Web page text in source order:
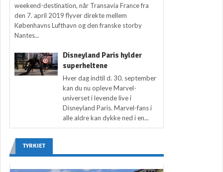
weekend-destination, når Transavia France fra
den 7. april 2019 flyver direkte mellem
Københavns Lufthavn og den franske storby
Nantes...
Disneyland Paris hylder
superheltene
Hver dag indtil d. 30. september
kan du nu opleve Marvel-
universet i levende live i
Disneyland Paris. Marvel-fans i
alle aldre kan dykke ned i en...
TYRKIET